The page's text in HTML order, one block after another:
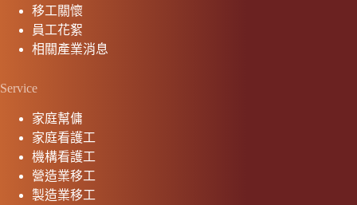
移工關懷
員工花絮
相關產業消息
Service
家庭幫傭
家庭看護工
機構看護工
營造業移工
製造業移工